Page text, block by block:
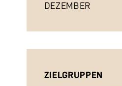
DEZEMBER
ZIELGRUPPEN